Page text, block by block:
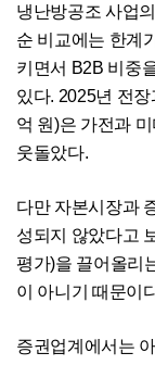
냉난방공조 사업
순 비교에는 한계
키면서 B2B 비중
있다. 2025년 전
억 원)은 가전과
웃돌았다.
다만 자본시장과
성되지 않았다고
평가)을 끌어올리
이 아니기 때문이
증권업계에서는